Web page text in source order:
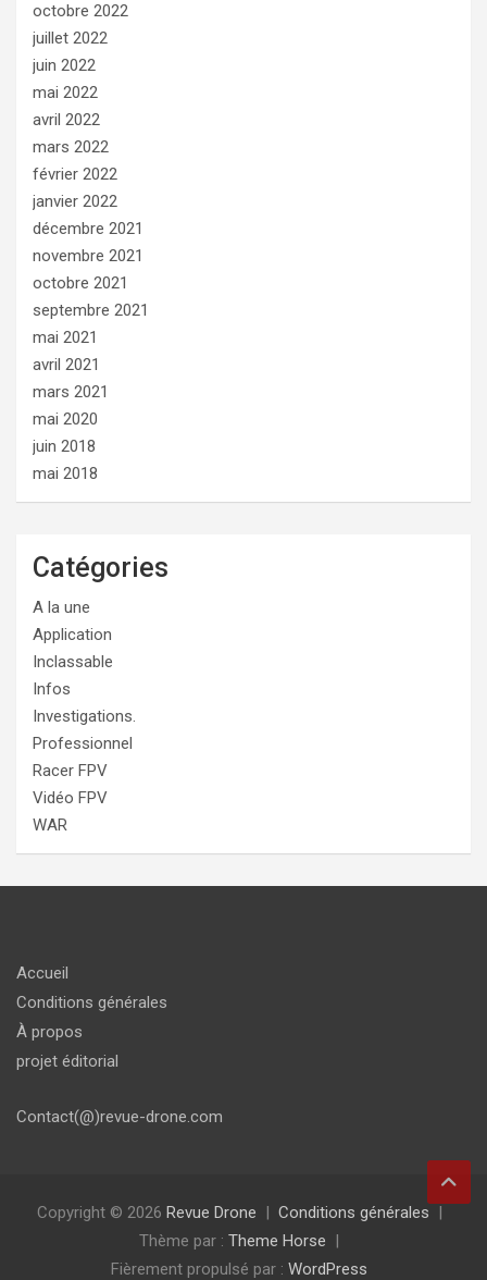
octobre 2022
juillet 2022
juin 2022
mai 2022
avril 2022
mars 2022
février 2022
janvier 2022
décembre 2021
novembre 2021
octobre 2021
septembre 2021
mai 2021
avril 2021
mars 2021
mai 2020
juin 2018
mai 2018
Catégories
A la une
Application
Inclassable
Infos
Investigations.
Professionnel
Racer FPV
Vidéo FPV
WAR
Accueil
Conditions générales
À propos
projet éditorial
Contact(@)revue-drone.com
Copyright © 2026 Revue Drone
Conditions générales
Thème par : Theme Horse
Fièrement propulsé par : WordPress